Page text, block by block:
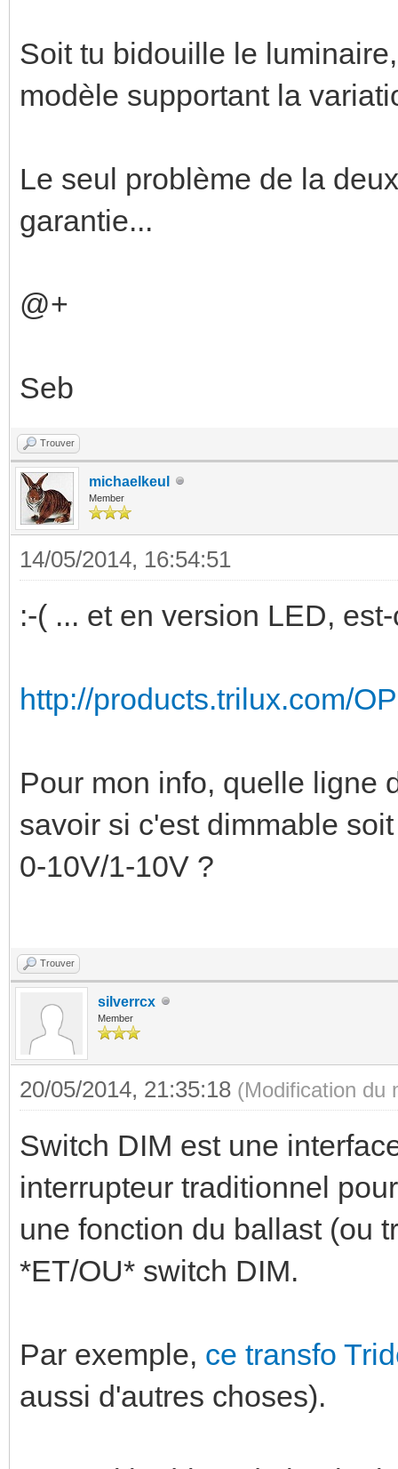
Soit tu bidouille le
modèle supportant la
Le seul problème de la
garantie...
@+
Seb
Trouver
michaelkeul
Member
14/05/2014, 16:54:51
:-( ... et en version LED,
http://products.trilux.com/
Pour mon info, quelle ligne
savoir si c'est dimmable
0-10V/1-10V ?
Trouver
silverrcx
Member
20/05/2014, 21:35:18 (Modification du
Switch DIM est une
interrupteur traditionnel
une fonction du ballast (ou
*ET/OU* switch DIM.
Par exemple, ce transfo
aussi d'autres choses).